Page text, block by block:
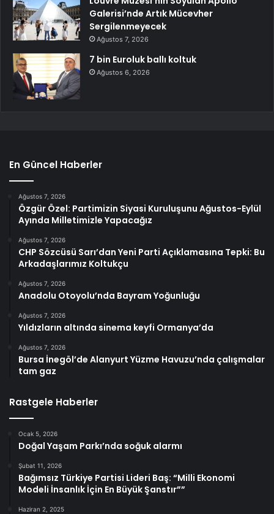
Galerisi’nde Artık Mücevher
Sergilenmeyecek
Ağustos 7, 2026
7 bin Euroluk ballı koltuk
Ağustos 6, 2026
En Güncel Haberler
Ağustos 7, 2026
Özgür Özel: Partimizin Siyasi Kuruluşunu Ağustos-Eylül
Ayında Milletimizle Yapacağız
Ağustos 7, 2026
CHP Sözcüsü Sarı’dan Yeni Parti Açıklamasına Tepki: Bu
Arkadaşlarımız Koltukçu
Ağustos 7, 2026
Anadolu Otoyolu’nda Bayram Yoğunluğu
Ağustos 7, 2026
Yıldızların altında sinema keyfi Ormanya’da
Ağustos 7, 2026
Bursa İnegöl’de Alanyurt Yüzme Havuzu’nda çalışmalar
tam gaz
Rastgele Haberler
Ocak 5, 2026
Doğal Yaşam Parkı’nda soğuk alarmı
Şubat 11, 2026
Bağımsız Türkiye Partisi Lideri Baş: “Milli Ekonomi
Modeli İnsanlık İçin En Büyük Şanstır””
Haziran 2, 2025